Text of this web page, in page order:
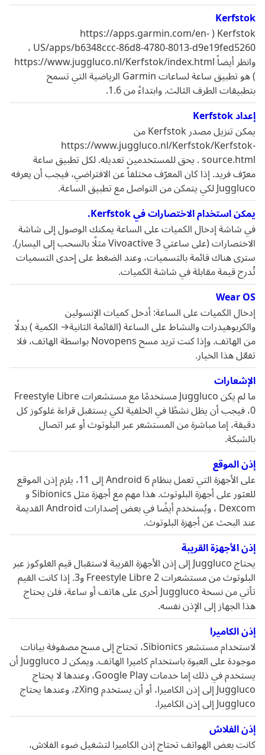
Kerfstok
Kerfstok ‏( https://apps.garmin.com/en-
US/apps/b6348ccc-86d8-4780-8013-d9e19fed5260 ،
وانظر أيضاً https://www.juggluco.nl/Kerfstok/index.html
) هو تطبيق ساعة لساعات Garmin الرياضية التي تسمح
بتطبيقات الطرف الثالث. وابتداءً من 1.6.
إعداد Kerfstok
يمكن تنزيل مصدر Kerfstok من
https://www.juggluco.nl/Kerfstok/Kerfstok-
source.html . يحق للمستخدمين تعديله. لكل تطبيق ساعة
معرّف فريد. إذا كان المعرّف مختلفاً عن الافتراضي، فيجب أن يعرفه
Juggluco لكي يتمكن من التواصل مع تطبيق الساعة.
يمكن استخدام الاختصارات في Kerfstok.
في شاشة إدخال الكميات على الساعة يمكنك الوصول إلى شاشة
الاختصارات (على ساعتي Vivoactive 3 مثلًا بالسحب إلى اليسار).
سترى هناك قائمة بالتسميات، وعند الضغط على إحدى التسميات
تُدرج قيمة مقابلة في شاشة الكميات.
Wear OS
إدخال الكميات على الساعة: أدخل كميات الإنسولين
والكربوهيدرات والنشاط على الساعة (القائمة الثانية→ الكمية ) بدلًا
من الهاتف. وإذا كنت تريد مسح Novopens بواسطة الهاتف، فلا
تفعّل هذا الخيار.
الإشعارات
ما لم يكن Juggluco مستخدمًا مع مستشعرات Freestyle Libre
0، فيجب أن يظل نشطًا في الخلفية لكي يستقبل قراءة غلوكوز كل
دقيقة، إما مباشرة من المستشعر عبر البلوتوث أو عبر اتصال
بالشبكة.
إذن الموقع
على الأجهزة التي تعمل بنظام Android 6 إلى 11، يلزم إذن الموقع
للعثور على أجهزة البلوتوث. هذا مهم مع أجهزة مثل Sibionics و
Dexcom ، ويُستخدم أيضًا في بعض إصدارات Android القديمة
عند البحث عن أجهزة البلوتوث.
إذن الأجهزة القريبة
يحتاج Juggluco إلى إذن الأجهزة القريبة لاستقبال قيم الغلوكوز عبر
البلوتوث من مستشعرات Freestyle Libre 2 و3. إذا كانت القيم
تأتي من نسخة Juggluco أخرى على هاتف أو ساعة، فلن يحتاج
هذا الجهاز إلى الإذن نفسه.
إذن الكاميرا
لاستخدام مستشعر Sibionics، تحتاج إلى مسح مصفوفة بيانات
موجودة على العبوة باستخدام كاميرا الهاتف. ويمكن لـ Juggluco أن
يستخدم في ذلك إما خدمات Google Play، وعندها لا يحتاج
Juggluco إلى إذن الكاميرا، أو أن يستخدم zXing، وعندها يحتاج
Juggluco إلى إذن الكاميرا.
إذن الفلاش
كانت بعض الهواتف تحتاج إذن الكاميرا لتشغيل ضوء الفلاش،